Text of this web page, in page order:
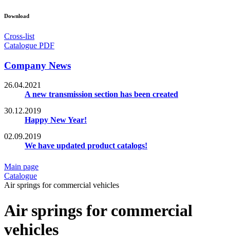
Download
Cross-list
Catalogue PDF
Company News
26.04.2021
A new transmission section has been created
30.12.2019
Happy New Year!
02.09.2019
We have updated product catalogs!
Main page
Catalogue
Air springs for commercial vehicles
Air springs for commercial
vehicles